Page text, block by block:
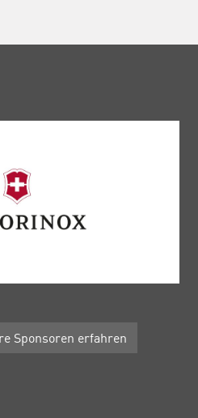
Sponsoren erfahren